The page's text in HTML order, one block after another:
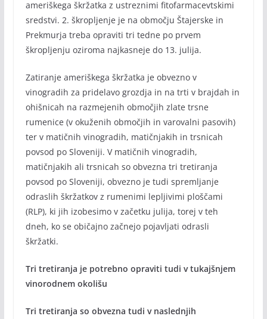
ameriškega škržatka z ustreznimi fitofarmacevtskimi
sredstvi. 2. škropljenje je na območju Štajerske in
Prekmurja treba opraviti tri tedne po prvem
škropljenju oziroma najkasneje do 13. julija.
Zatiranje ameriškega škržatka je obvezno v
vinogradih za pridelavo grozdja in na trti v brajdah in
ohišnicah na razmejenih območjih zlate trsne
rumenice (v okuženih območjih in varovalni pasovih)
ter v matičnih vinogradih, matičnjakih in trsnicah
povsod po Sloveniji. V matičnih vinogradih,
matičnjakih ali trsnicah so obvezna tri tretiranja
povsod po Sloveniji, obvezno je tudi spremljanje
odraslih škržatkov z rumenimi lepljivimi ploščami
(RLP), ki jih izobesimo v začetku julija, torej v teh
dneh, ko se običajno začnejo pojavljati odrasli
škržatki.
Tri tretiranja je potrebno opraviti tudi v tukajšnjem
vinorodnem okolišu
Tri tretiranja so obvezna tudi v naslednjih